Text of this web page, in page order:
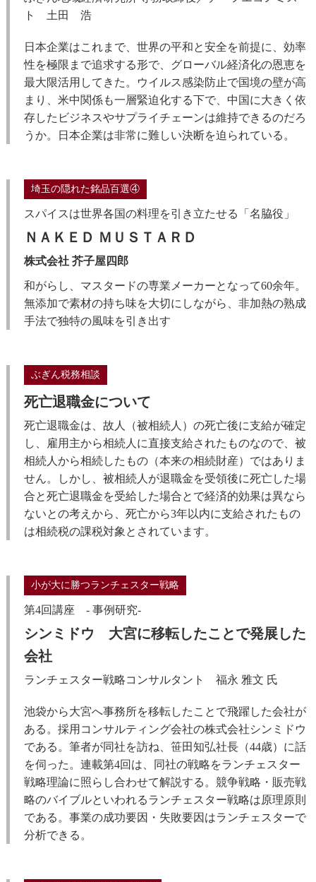
ト 土田 浩
日本企業はこれまで、世界の平和と安全を前提に、効率
性を極限まで追求する形で、グローバル経済化の恩恵を
最大限活用してきた。ウイルス感染防止で国境の壁が高
まり、米中関係も一層緊迫化する下で、中国に大きく依
存したビジネスやサプライチェーンは維持できるのだろ
うか。日本企業は非常に難しい決断を迫られている。
埼玉の隠れた銘品百選④
スパイスは世界各国の料理を引き立たせる「名脇役」
ＮＡＫＥＤ ＭＵＳＴＡＲＤ
株式会社 芥子屋四郎
和がらし、マスタードの専業メーカーとなって60余年。
無添加で素材の持ち味を大切にしながら、非加熱の熟成
手法で独特の風味を引き出す
ぶぎん税務相談
死亡退職金について
死亡退職金は、故人（被相続人）の死亡後に支給が確定
し、雇用主から相続人に直接支給されたものなので、被
相続人から相続したもの（本来の相続財産）ではありま
せん。しかし、被相続人が退職金を受領後に死亡した場
合と死亡退職金を受給した場合とで経済的効果は異なら
ないとの考えから、死亡から3年以内に支給されたもの
は相続税の課税対象とされています。
小が大に勝つランチェスター戦略
第4回講座 - 事例研究-
シンミドウ 大宮に移転したことで発展した
会社
ランチェスター戦略コンサルタント 福永 雅文 氏
池袋から大宮へ事務所を移転したことで飛躍した会社が
ある。採用コンサルティング会社の株式会社シンミドウ
である。筆者が同社を訪ね、笹田知弘社長（44歳）に話
を伺った。連載第4回は、同社の戦略をランチェスター
戦略理論に照らし合わせて解説する。競争戦略・販売戦
略のバイブルといわれるランチェスター戦略は原理原則
である。事業の成功要因・失敗要因はランチェスターで
分析できる。